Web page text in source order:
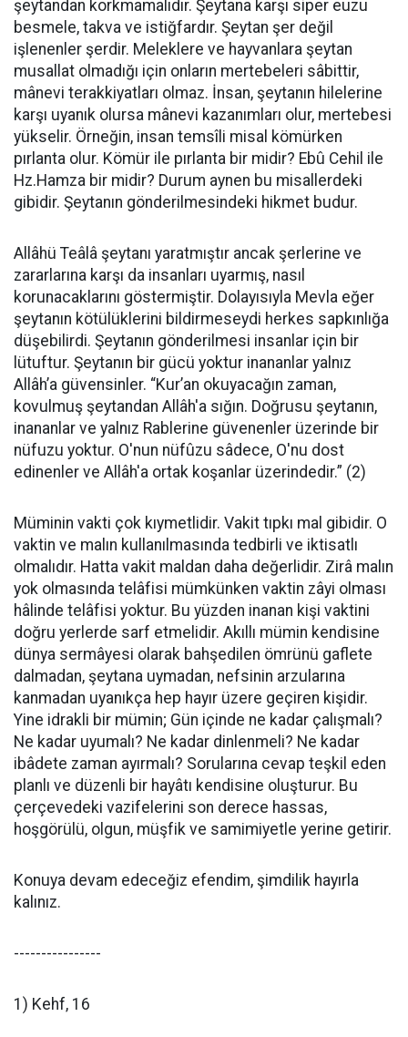
şeytandan korkmamalıdır. Şeytana karşı siper euzu
besmele, takva ve istiğfardır. Şeytan şer değil
işlenenler şerdir. Meleklere ve hayvanlara şeytan
musallat olmadığı için onların mertebeleri sâbittir,
mânevi terakkiyatları olmaz. İnsan, şeytanın hilelerine
karşı uyanık olursa mânevi kazanımları olur, mertebesi
yükselir. Örneğin, insan temsîli misal kömürken
pırlanta olur. Kömür ile pırlanta bir midir? Ebû Cehil ile
Hz.Hamza bir midir? Durum aynen bu misallerdeki
gibidir. Şeytanın gönderilmesindeki hikmet budur.
Allâhü Teâlâ şeytanı yaratmıştır ancak şerlerine ve
zararlarına karşı da insanları uyarmış, nasıl
korunacaklarını göstermiştir. Dolayısıyla Mevla eğer
şeytanın kötülüklerini bildirmeseydi herkes sapkınlığa
düşebilirdi. Şeytanın gönderilmesi insanlar için bir
lütuftur. Şeytanın bir gücü yoktur inananlar yalnız
Allâh’a güvensinler. “Kur’an okuyacağın zaman,
kovulmuş şeytandan Allâh'a sığın. Doğrusu şeytanın,
inananlar ve yalnız Rablerine güvenenler üzerinde bir
nüfuzu yoktur. O'nun nüfûzu sâdece, O'nu dost
edinenler ve Allâh'a ortak koşanlar üzerindedir.” (2)
Müminin vakti çok kıymetlidir. Vakit tıpkı mal gibidir. O
vaktin ve malın kullanılmasında tedbirli ve iktisatlı
olmalıdır. Hatta vakit maldan daha değerlidir. Zirâ malın
yok olmasında telâfisi mümkünken vaktin zâyi olması
hâlinde telâfisi yoktur. Bu yüzden inanan kişi vaktini
doğru yerlerde sarf etmelidir. Akıllı mümin kendisine
dünya sermâyesi olarak bahşedilen ömrünü gaflete
dalmadan, şeytana uymadan, nefsinin arzularına
kanmadan uyanıkça hep hayır üzere geçiren kişidir.
Yine idrakli bir mümin; Gün içinde ne kadar çalışmalı?
Ne kadar uyumalı? Ne kadar dinlenmeli? Ne kadar
ibâdete zaman ayırmalı? Sorularına cevap teşkil eden
planlı ve düzenli bir hayâtı kendisine oluşturur. Bu
çerçevedeki vazifelerini son derece hassas,
hoşgörülü, olgun, müşfik ve samimiyetle yerine getirir.
Konuya devam edeceğiz efendim, şimdilik hayırla
kalınız.
----------------
1) Kehf, 16